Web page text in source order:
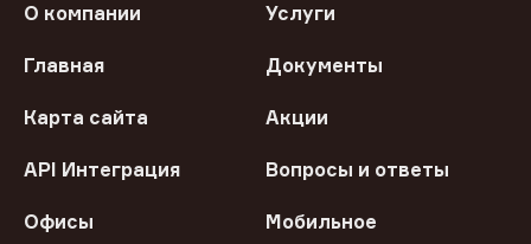
О компании Услуги
Главная Документы
Карта сайта Акции
API Интеграция Вопросы и ответы
Офисы
Мобильное